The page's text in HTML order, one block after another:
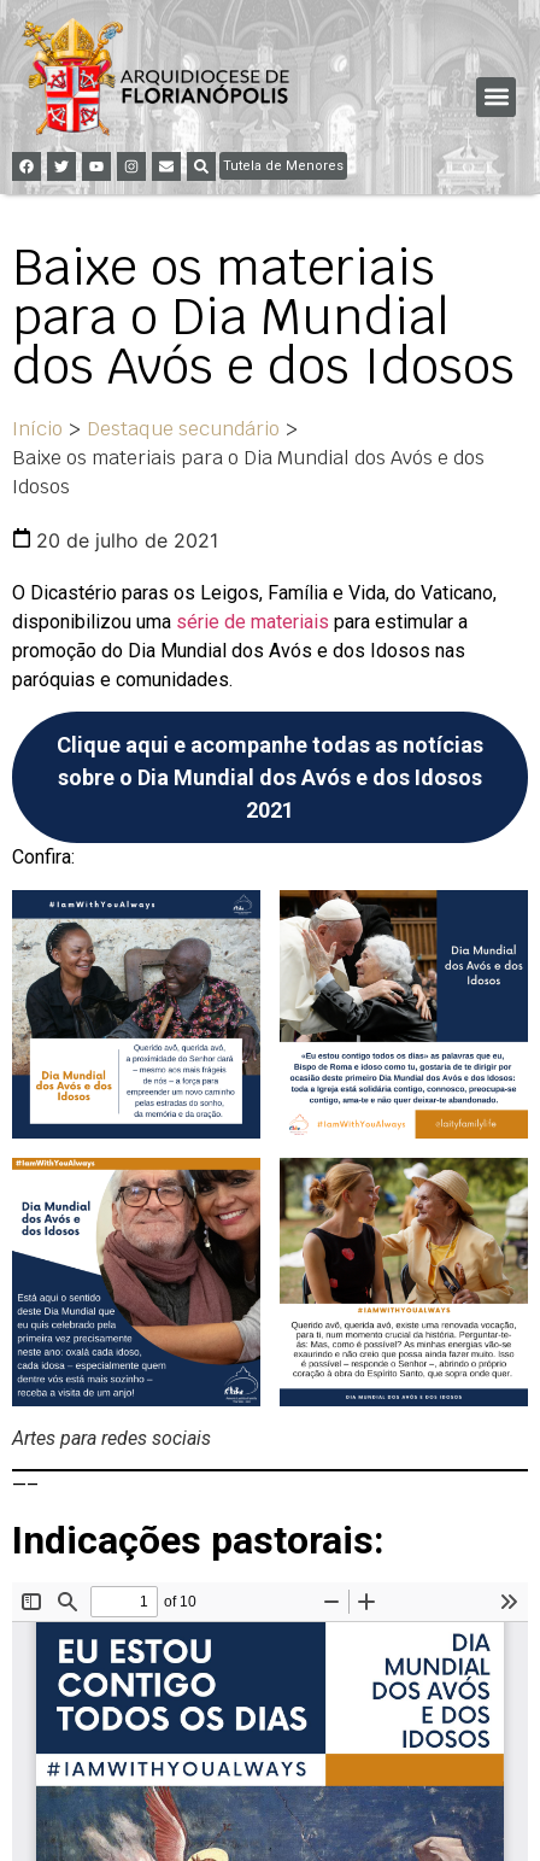
Tutela de Menores
Baixe os materiais
para o Dia Mundial
dos Avós e dos Idosos
Início > Destaque secundário >
Baixe os materiais para o Dia Mundial dos Avós e dos
Idosos
20 de julho de 2021
O Dicastério paras os Leigos, Família e Vida, do Vaticano,
disponibilizou uma série de materiais para estimular a
promoção do Dia Mundial dos Avós e dos Idosos nas
paróquias e comunidades.
Clique aqui e acompanhe todas as notícias
sobre o Dia Mundial dos Avós e dos Idosos
2021
Confira:
Artes para redes sociais
—–
Indicações pastorais: